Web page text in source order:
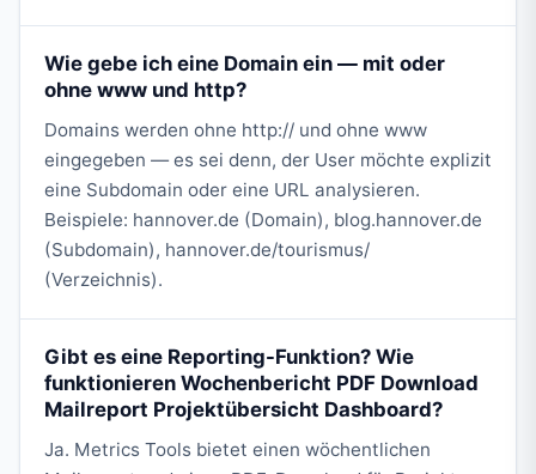
Wie gebe ich eine Domain ein — mit oder
ohne www und http?
Domains werden ohne http:// und ohne www
eingegeben — es sei denn, der User möchte explizit
eine Subdomain oder eine URL analysieren.
Beispiele: hannover.de (Domain), blog.hannover.de
(Subdomain), hannover.de/tourismus/
(Verzeichnis).
Gibt es eine Reporting-Funktion? Wie
funktionieren Wochenbericht PDF Download
Mailreport Projektübersicht Dashboard?
Ja. Metrics Tools bietet einen wöchentlichen